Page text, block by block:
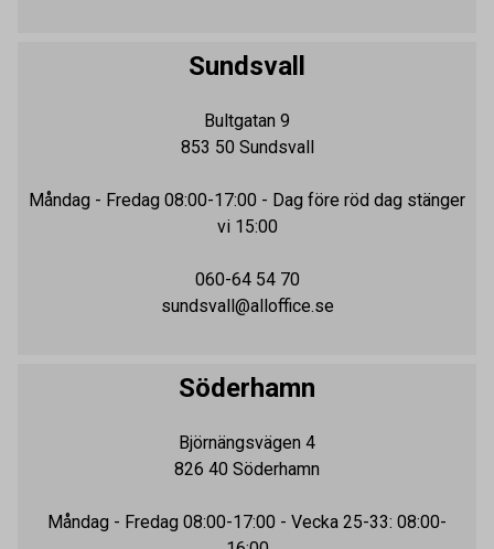
Sundsvall
Bultgatan 9
853 50 Sundsvall
Måndag - Fredag 08:00-17:00 - Dag före röd dag stänger
vi 15:00
060-64 54 70
sundsvall@alloffice.se
Söderhamn
Björnängsvägen 4
826 40 Söderhamn
Måndag - Fredag 08:00-17:00 - Vecka 25-33: 08:00-